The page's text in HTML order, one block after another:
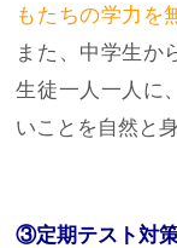
もたちの学力を
また、中学生か
生徒一人一人に
いことを自然と
③定期テスト対